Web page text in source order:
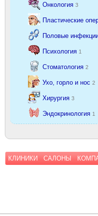
Онкология 3
Пластические
Половые
Психология 1
Стоматология 2
Ухо, горло и нос 2
Хирургия 3
Эндокринология 1
КЛИНИКИ САЛОНЫ